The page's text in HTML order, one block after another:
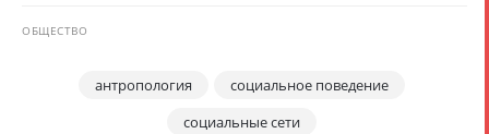
ОБЩЕСТВО
антропология
социальное поведение
социальные сети